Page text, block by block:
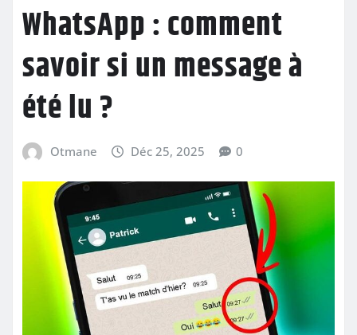
WhatsApp : comment
savoir si un message à
été lu ?
Otmane Déc 25, 2025 0